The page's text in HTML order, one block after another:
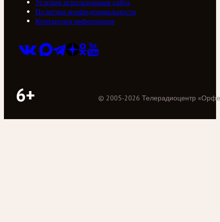
Условия использования сайта
Политика конфиденциальности
Контактная информация
6+ © 2005-2026 Телерадиоцентр